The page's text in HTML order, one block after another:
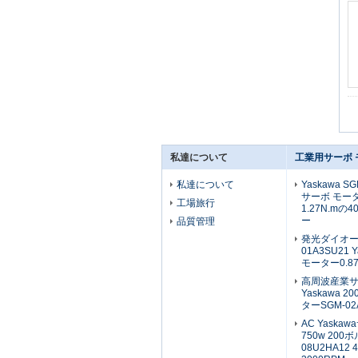
私達について
私達について
工場旅行
品質管理
工業用サーボ
Yaskawa
サーボ モー
1.27N.mの
ー
発光ダイオ
01A3SU21
モーター
高周波産業
Yaskawa
ターSGM-
AC
750w 200ボ
08U2HA12